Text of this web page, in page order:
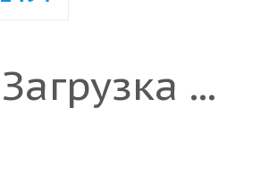
Загрузка ...